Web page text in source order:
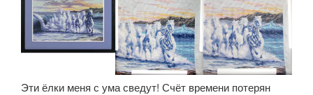
Эти ёлки меня с ума сведут! Счёт времени потерян